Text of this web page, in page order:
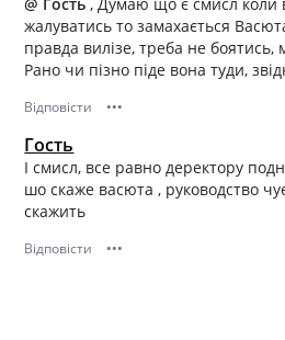
жалуватись то замахається
правда вилізе, треба не боятись,
Рано чи пізно піде вона туди,
Відповісти •••
Гость
І смисл, все равно деректору
шо скаже васюта , руководство
скажить
Відповісти •••